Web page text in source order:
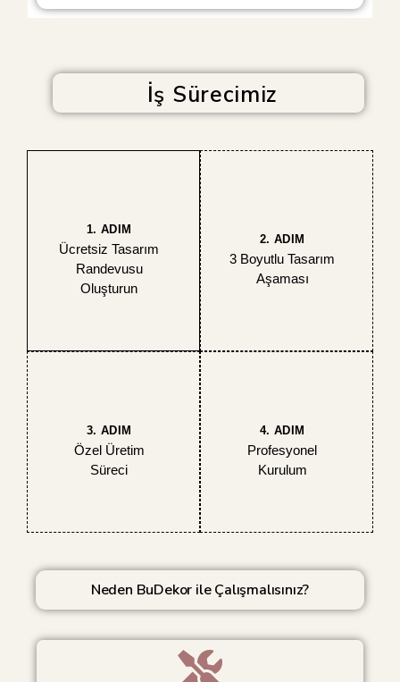
İş Sürecimiz
1. ADIM
Ücretsiz Tasarım
Randevusu
Oluşturun
2. ADIM
3 Boyutlu Tasarım
Aşaması
3. ADIM
Özel Üretim
Süreci
4. ADIM
Profesyonel
Kurulum
Neden BuDekor ile Çalışmalısınız?